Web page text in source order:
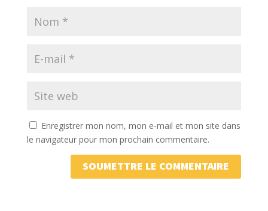
Enregistrer mon nom, mon e-mail et mon site dans
le navigateur pour mon prochain commentaire.
SOUMETTRE LE COMMENTAIRE